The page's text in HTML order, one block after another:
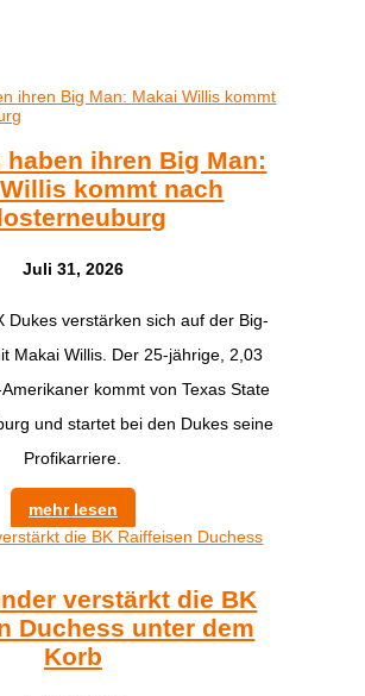
haben ihren Big Man:
kommt nach
Juli 31, 2026
Dukes verstärken sich auf der Big-
Makai Willis. Der 25-jährige, 2,03
kommt von Texas State
und startet bei den Dukes seine
Profikarriere.
mehr lesen
verstärkt die BK
Duchess unter dem
Korb